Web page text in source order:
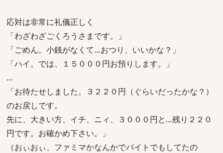
応対は非常に礼儀正しく
「わざわざごくろうさまです。」
「ごめん。小銭がなくて…おつり、いいかな？」
「ハイ。では、１５０００円お預りします。」
…
「お待たせしました。３２２０円（ぐらいだったかな？）
のお戻しです。
先に、大きい方、イチ、ニィ、３０００円と…残り２２０
円です。お確かめ下さい。」
（おぃおぃ、ファミマかなんかでバイトでもしてたの